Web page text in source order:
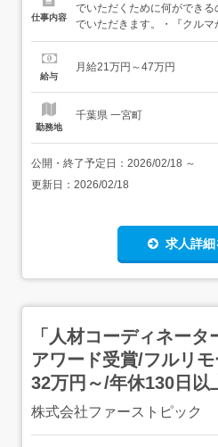
仕事内容
でいただくために何ができ
でいただきます。・『クルマ
客様がご来店され、異音の
と大きな遣り甲斐になるはず
給与
月給21万円～47万円
勤務地
千葉県 一宮町
公開・終了予定日： 2026/02/18 ～
更新日： 2026/02/18
求人詳細
「人材コーディネー
アワード受賞/フルリ
32万円～/年休130日以
株式会社ファーストピック